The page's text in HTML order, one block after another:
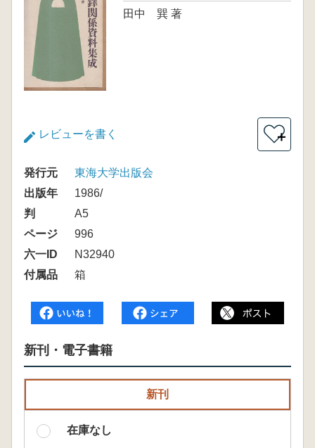
田中 巽 著
レビューを書く ＋
発行元
東海大学出版会
出版年
1986/
判
A5
ページ
996
六一ID
N32940
付属品
箱
新刊・電子書籍
新刊
在庫なし